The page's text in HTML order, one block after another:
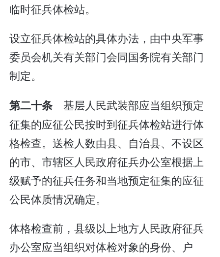
临时征兵体检站。
设立征兵体检站的具体办法，由中央军事
委员会机关有关部门会同国务院有关部门
制定。
第二十条 基层人民武装部应当组织预定
征集的应征公民按时到征兵体检站进行体
格检查。送检人数由县、自治县、不设区
的市、市辖区人民政府征兵办公室根据上
级赋予的征兵任务和当地预定征集的应征
公民体质情况确定。
体格检查前，县级以上地方人民政府征兵
办公室应当组织对体检对象的身份、户